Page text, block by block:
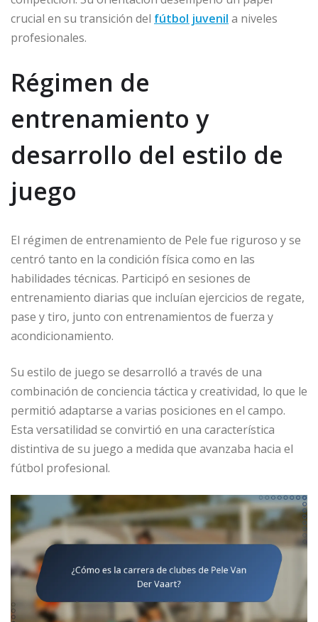
crucial en su transición del fútbol juvenil a niveles
profesionales.
Régimen de
entrenamiento y
desarrollo del estilo de
juego
El régimen de entrenamiento de Pele fue riguroso y se
centró tanto en la condición física como en las
habilidades técnicas. Participó en sesiones de
entrenamiento diarias que incluían ejercicios de regate,
pase y tiro, junto con entrenamientos de fuerza y
acondicionamiento.
Su estilo de juego se desarrolló a través de una
combinación de conciencia táctica y creatividad, lo que le
permitió adaptarse a varias posiciones en el campo.
Esta versatilidad se convirtió en una característica
distintiva de su juego a medida que avanzaba hacia el
fútbol profesional.